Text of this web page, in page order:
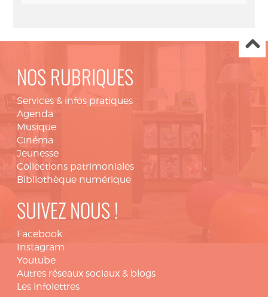
NOS RUBRIQUES
Services & infos pratiques
Agenda
Musique
Cinéma
Jeunesse
Collections patrimoniales
Bibliothèque numérique
SUIVEZ NOUS !
Facebook
Instagram
Youtube
Autres réseaux sociaux & blogs
Les infolettres